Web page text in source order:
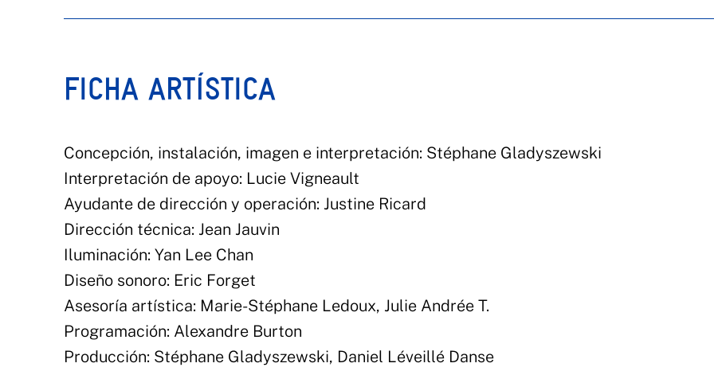
FICHA ARTÍSTICA
Concepción, instalación, imagen e interpretación: Stéphane Gladyszewski
Interpretación de apoyo: Lucie Vigneault
Ayudante de dirección y operación: Justine Ricard
Dirección técnica: Jean Jauvin
Iluminación: Yan Lee Chan
Diseño sonoro: Eric Forget
Asesoría artística: Marie-Stéphane Ledoux, Julie Andrée T.
Programación: Alexandre Burton
Producción: Stéphane Gladyszewski, Daniel Léveillé Danse